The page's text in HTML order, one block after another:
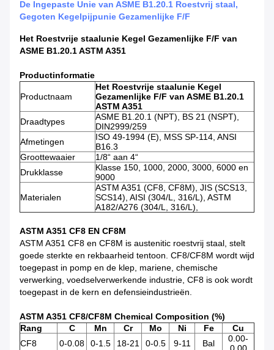
De Ingepaste Unie van ASME B1.20.1 Roestvrij staal,
Gegoten Kegelpijpunie Gezamenlijke F/F
Het Roestvrije staalunie Kegel Gezamenlijke F/F van
ASME B1.20.1 ASTM A351
Productinformatie
Productnaam
Het Roestvrije staalunie Kegel
Gezamenlijke F/F van ASME B1.20.1
ASTM A351
Draadtypes
ASME B1.20.1 (NPT), BS 21 (NSPT),
DIN2999/259
Afmetingen
ISO 49-1994 (E), MSS SP-114, ANSI
B16.3
Groottewaaier
1/8“ aan 4“
Drukklasse
Klasse 150, 1000, 2000, 3000, 6000 en
9000
Materialen
ASTM A351 (CF8, CF8M), JIS (SCS13,
SCS14), AISI (304/L, 316/L), ASTM
A182/A276 (304/L, 316/L),
ASTM A351 CF8 EN CF8M
ASTM A351 CF8 en CF8M is austenitic roestvrij staal, stelt
goede sterkte en rekbaarheid tentoon. CF8/CF8M wordt wijd
toegepast in pomp en de klep, mariene, chemische
verwerking, voedselverwerkende industrie, CF8 is ook wordt
toegepast in de kern en defensieindustrieën.
ASTM A351 CF8/CF8M Chemical Composition (%)
Rang
C Mn Cr Mo Ni Fe
Cu
CF8
0-0.08 0-1.5 18-21 0-0.5 9-11 Bal
0.00-